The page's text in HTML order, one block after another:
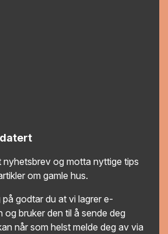
nyhetsbrev og motta nyttige tips
om gamle hus.
på godtar du at vi lagrer e-
og bruker den til å sende deg
når som helst melde deg av via